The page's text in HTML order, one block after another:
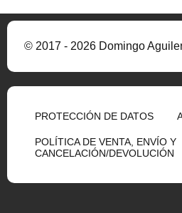
© 2017 - 2026 Domingo
PROTECCIÓN DE DATOS
POLÍTICA DE VENTA, ENVÍO Y
CANCELACIÓN/DEVOLUCIÓN